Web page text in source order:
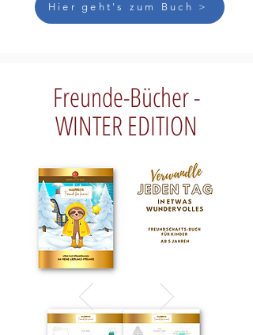
Hier geht's zum Buch >
Freunde-Bücher -
WINTER EDITION